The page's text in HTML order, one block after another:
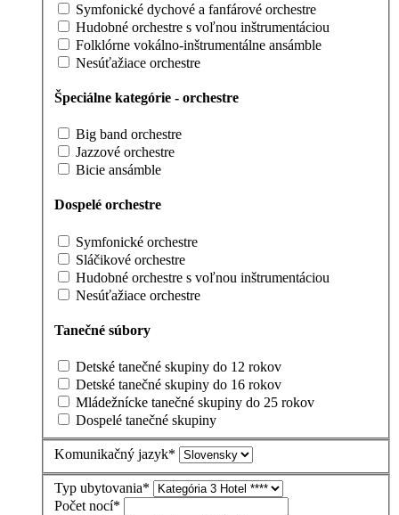
Symfonické dychové a fanfárové orchestre
Hudobné orchestre s voľnou inštrumentáciou
Folklórne vokálno-inštrumentálne ansámble
Nesúťažiace orchestre
Špeciálne kategórie - orchestre
Big band orchestre
Jazzové orchestre
Bicie ansámble
Dospelé orchestre
Symfonické orchestre
Sláčikové orchestre
Hudobné orchestre s voľnou inštrumentáciou
Nesúťažiace orchestre
Tanečné súbory
Detské tanečné skupiny do 12 rokov
Detské tanečné skupiny do 16 rokov
Mládežnícke tanečné skupiny do 25 rokov
Dospelé tanečné skupiny
Komunikačný jazyk*
Typ ubytovania*
Počet nocí*